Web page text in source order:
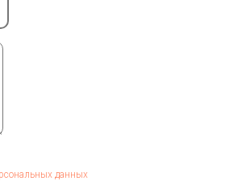
данных